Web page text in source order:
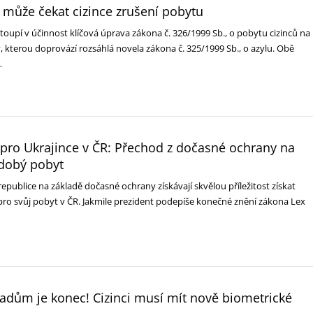
čekat cizince zrušení pobytu
v účinnost klíčová úprava zákona č. 326/1999 Sb., o pobytu cizinců na
kterou doprovází rozsáhlá novela zákona č. 325/1999 Sb., o azylu. Obě
Ukrajince v ČR: Přechod z dočasné ochrany na
pobyt
na základě dočasné ochrany získávají skvělou příležitost získat
svůj pobyt v ČR. Jakmile prezident podepíše konečné znění zákona Lex
je konec! Cizinci musí mít nově biometrické